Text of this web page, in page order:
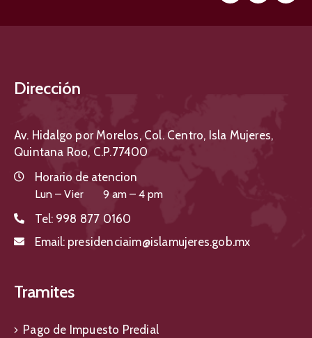
Dirección
Av. Hidalgo por Morelos, Col. Centro, Isla Mujeres,
Quintana Roo, C.P.77400
Horario de atencion
Lun – Vier 9 am – 4 pm
Tel: 998 877 0160
Email: presidenciaim@islamujeres.gob.mx
Tramites
Pago de Impuesto Predial